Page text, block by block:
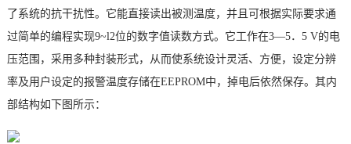
了系统的抗干扰性。它能直接读出被测温度，并且可根据实际要求通
过简单的编程实现9~l2位的数字值读数方式。它工作在3—5． 5 V的电
压范围，采用多种封装形式，从而使系统设计灵活、方便，设定分辨
率及用户设定的报警温度存储在EEPROM中，掉电后依然保存。其内
部结构如下图所示：